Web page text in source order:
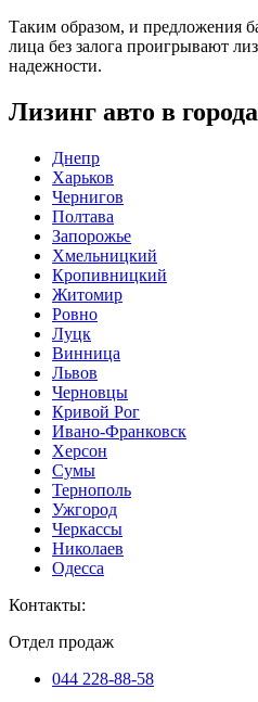
Таким образом, и предложения
лица без залога проигрывают
надежности.
Лизинг авто в
Днепр
Харьков
Чернигов
Полтава
Запорожье
Хмельницкий
Кропивницкий
Житомир
Ровно
Луцк
Винница
Львов
Черновцы
Кривой Рог
Ивано-Франковск
Херсон
Сумы
Тернополь
Ужгород
Черкассы
Николаев
Одесса
Контакты:
Отдел продаж
044 228-88-58